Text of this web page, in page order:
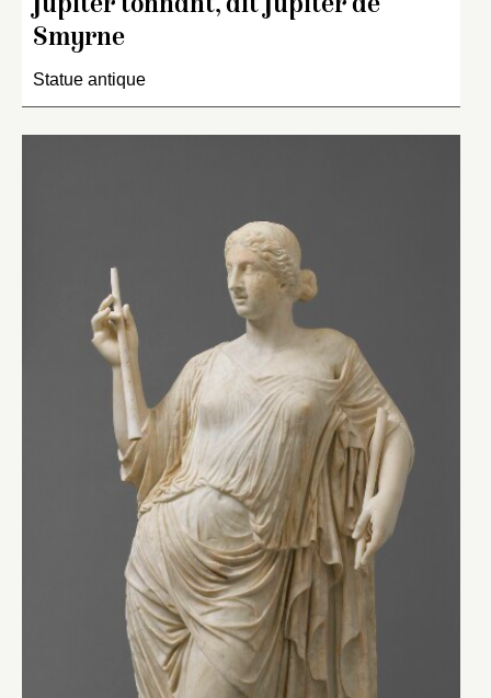
Jupiter tonnant, dit Jupiter de
Smyrne
Statue antique